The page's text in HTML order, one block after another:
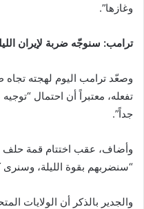
وغازها”.
ترامب: سنوجّه ضربة لإيران
وصعّد ترامب اليوم لهجته تجاه
تفعله، معتبراً أن احتمال
جداً”.
وأضاف، عقب اختتام قمة حلف
“سنضربهم بقوة الليلة،
والجدير بالذكر أن الولايات